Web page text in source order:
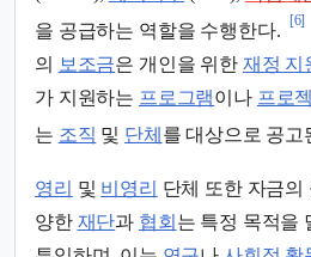
을 공급하는 역할을 수행한다.
[6]
의 보조금은 개인을 위한 재정 지
가 지원하는 프로그램이나 프로
는 조직 및 단체 를 대상으로 공고
영리 및 비영리 단체 또한 자금의
양한 재단과 협회 는 특정 목적을